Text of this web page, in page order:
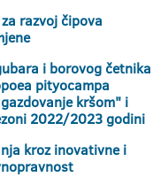
razvoj čipova
i borovog četnika
pityocampa
kršom" i
2022/2023 godini
kroz inovativne i